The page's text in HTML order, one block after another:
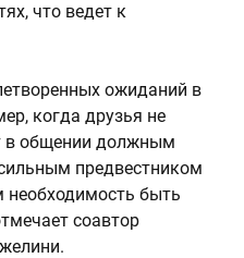
что ведет к
ожиданий в
когда друзья не
в общении должным
предвестником
необходимость быть
соавтор